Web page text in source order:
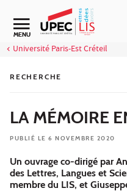
Aller au contenu
MENU
Université Paris-Est Créteil
RECHERCHE
LA MÉMOIRE
PUBLIÉ LE 6 NOVEMBRE 2020
Un ouvrage co-dirigé par
des Lettres, Langues et
membre du LIS, et